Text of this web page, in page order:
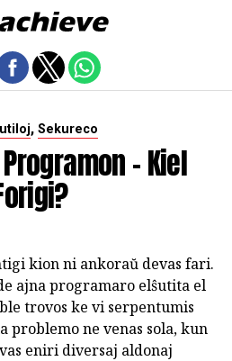
, Sekureco
- Kiel
kion ni ankoraŭ devas fari.
ajna programaro elŝutita el
trovos ke vi serpentumis
problemo ne venas sola, kun
eniri diversaj aldonaj